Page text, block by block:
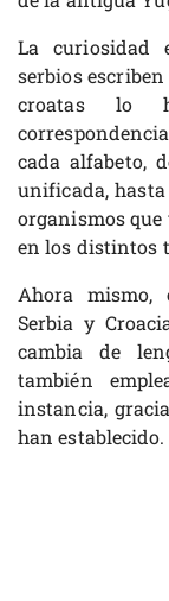
La curiosidad
serbios
croatas lo
cada alfabeto,
unificada,
organismos
en los distintos
Ahora
Serbia y
cambia de
también
instancia,
han establecido.